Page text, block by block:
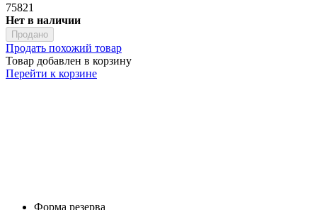
75821
Нет в наличии
Продано
Продать похожий товар
Товар добавлен в корзину
Перейти к корзине
Форма резерва